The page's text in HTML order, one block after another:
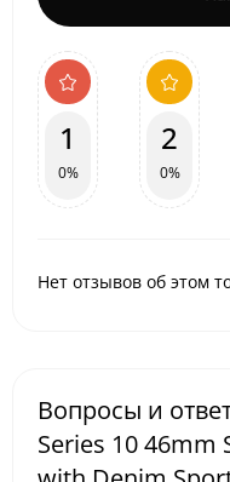
1
0%
2
0%
Нет отзывов об этом
Вопросы и
Series 10 46mm